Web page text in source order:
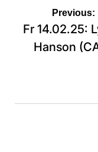
Previous:
Fr 14.02.25:
Hanson